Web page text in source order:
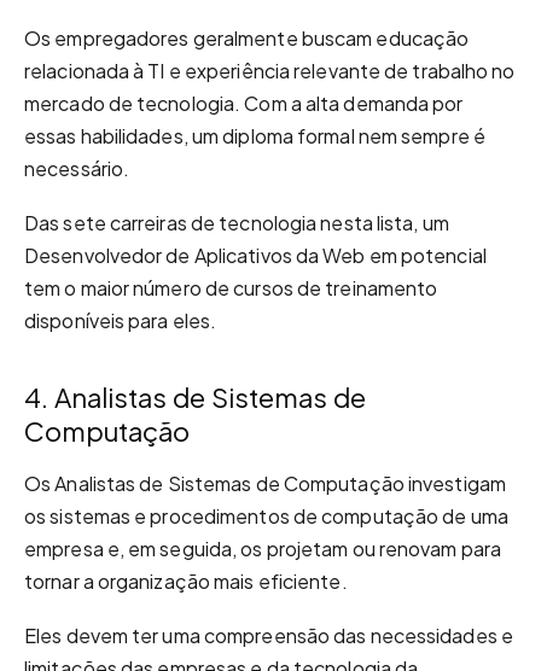
Os empregadores geralmente buscam educação
relacionada à TI e experiência relevante de trabalho no
mercado de tecnologia. Com a alta demanda por
essas habilidades, um diploma formal nem sempre é
necessário.
Das sete carreiras de tecnologia nesta lista, um
Desenvolvedor de Aplicativos da Web em potencial
tem o maior número de cursos de treinamento
disponíveis para eles.
4. Analistas de Sistemas de
Computação
Os Analistas de Sistemas de Computação investigam
os sistemas e procedimentos de computação de uma
empresa e, em seguida, os projetam ou renovam para
tornar a organização mais eficiente.
Eles devem ter uma compreensão das necessidades e